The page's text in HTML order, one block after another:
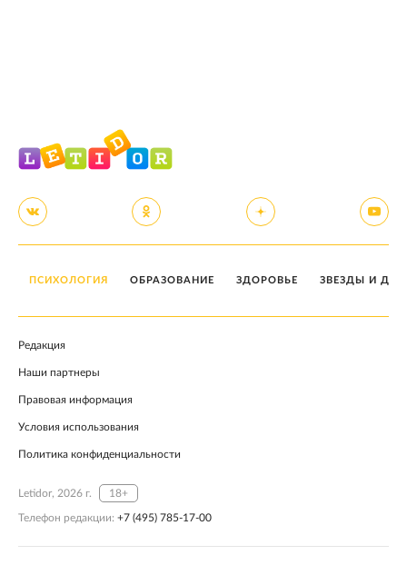
ПСИХОЛОГИЯ ОБРАЗОВАНИЕ ЗДОРОВЬЕ ЗВЕЗДЫ И
Редакция
Наши партнеры
Правовая информация
Условия использования
Политика конфиденциальности
Letidor, 2026 г. 18+
Телефон редакции: +7 (495) 785-17-00